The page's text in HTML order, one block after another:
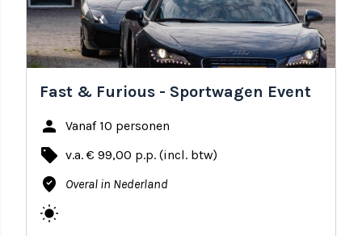
Fast & Furious - Sportwagen Event
person Vanaf 10 personen
local_offer v.a. € 99,00 p.p. (incl. btw)
where_to_vote Overal in Nederland
wb_sunny